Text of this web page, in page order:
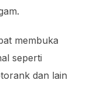
membuka
seperti
dan lain